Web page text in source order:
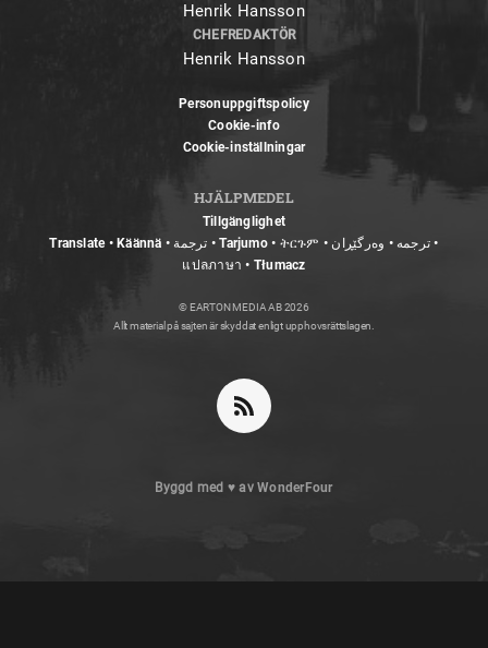
Henrik Hansson
CHEFREDAKTÖR
Henrik Hansson
Personuppgiftspolicy
Cookie-info
Cookie-inställningar
HJÄLPMEDEL
Tillgänglighet
Translate • Käännä • ترجمة • Tarjumo • ትርጉም • ترجمه • وەرگێڕان •
แปลภาษา • Tłumacz
© EARTON MEDIA AB 2026
Allt material på sajten är skyddat enligt upphovsrättslagen.
Byggd med ♥ avWonderFour